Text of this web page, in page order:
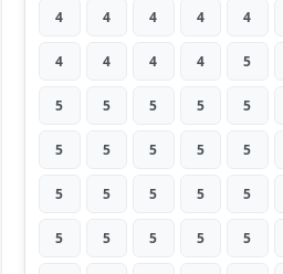
4 4 4 4 4
4 4 4 4 5
5 5 5 5 5
5 5 5 5 5
5 5 5 5 5
5 5 5 5 5